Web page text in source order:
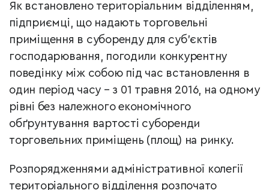
Як встановлено територіальним відділенням,
підприємці, що надають торговельні
приміщення в суборенду для суб’єктів
господарювання, погодили конкурентну
поведінку між собою під час встановлення в
один період часу – з 01 травня 2016, на одному
рівні без належного економічного
обґрунтування вартості суборенди
торговельних приміщень (площ) на ринку.
Розпорядженнями адміністративної колегії
територіального відділення розпочато